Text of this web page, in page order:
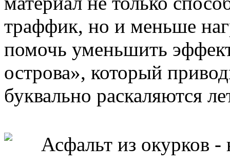
траффик, но и меньше
помочь уменьшить
острова», который
буквально раскаляются